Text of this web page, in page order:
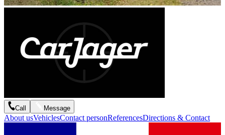
Call Message
About usVehiclesContact personReferencesDirections & Contact